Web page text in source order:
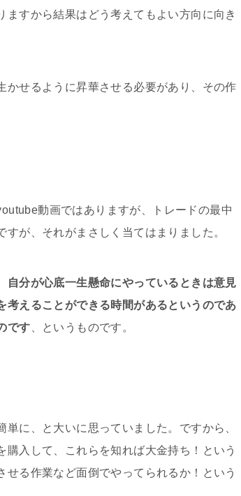
すから結果はどう考えてもよい方向に向き
かせるように昇華させる必要があり、その作
動画ではありますが、トレードの最中
が、それがまさしく当てはまりました。
自分が心底一生懸命にやっているときは意見
えることができる時間があるというのであ
です 、というものです。
に、と大いに思っていました。ですから、
入して、これらを知れば大金持ち！という
る作業など面倒でやってられるか！という